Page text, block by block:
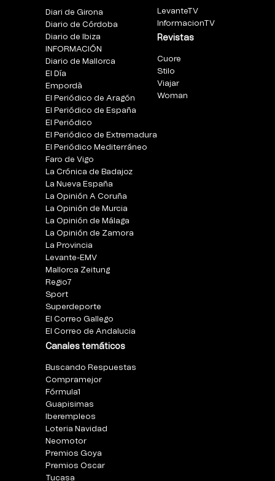
Diari de Girona
Diario de Córdoba
Diario de Ibiza
INFORMACIÓN
Diario de Mallorca
El Día
Empordà
El Periódico de Aragón
El Periódico de España
El Periódico
El Periódico de Extremadura
El Periódico Mediterráneo
Faro de Vigo
La Crónica de Badajoz
La Nueva España
La Opinión A Coruña
La Opinión de Murcia
La Opinión de Málaga
La Opinión de Zamora
La Provincia
Levante-EMV
Mallorca Zeitung
Regio7
Sport
Superdeporte
El Correo Gallego
El Correo de Andalucia
Canales temáticos
Buscando Respuestas
Compramejor
Fórmula1
Guapisimas
Iberempleos
Loteria Navidad
Neomotor
Premios Goya
Premios Oscar
Tucasa
LevanteTV
InformacionTV
Revistas
Cuore
Stilo
Viajar
Woman